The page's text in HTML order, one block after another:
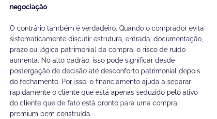
negociação
O contrário também é verdadeiro. Quando o comprador evita
sistematicamente discutir estrutura, entrada, documentação,
prazo ou lógica patrimonial da compra, o risco de ruído
aumenta. No alto padrão, isso pode significar desde
postergação de decisão até desconforto patrimonial depois
do fechamento. Por isso, o financiamento ajuda a separar
rapidamente o cliente que está apenas seduzido pelo ativo
do cliente que de fato está pronto para uma compra
premium bem construída.